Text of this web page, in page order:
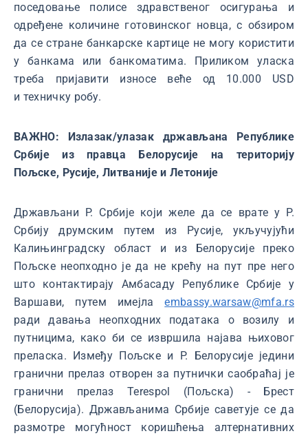
поседовање полисе здравственог осигурања и
одређене количине готовинског новца, с обзиром
да се стране банкарске картице не могу користити
у банкама или банкоматима. Приликом уласка
треба пријавити износе веће од 10.000 USD
и техничку робу.
ВАЖНО: Излазак/улазак држављана Републике
Србије из правца Белорусије на територију
Пољске, Русије, Литваније и Летоније
Држављани Р. Србије који желе да се врате у Р.
Србију друмским путем из Русије, укључујући
Калињинградску област и из Белорусије преко
Пољске неопходно је да не крећу на пут пре него
што контактирају Амбасаду Републике Србије у
Варшави, путем имејлаembassy.warsaw@mfa.rs
ради давања неопходних података о возилу и
путницима, како би се извршила најава њиховог
преласка. Између Пољске и Р. Белорусије једини
гранични прелаз отворен за путнички саобраћај је
гранични прелаз Terespol (Пољска) - Брест
(Белорусија). Држављанима Србије саветује се да
размотре могућност коришћења алтернативних